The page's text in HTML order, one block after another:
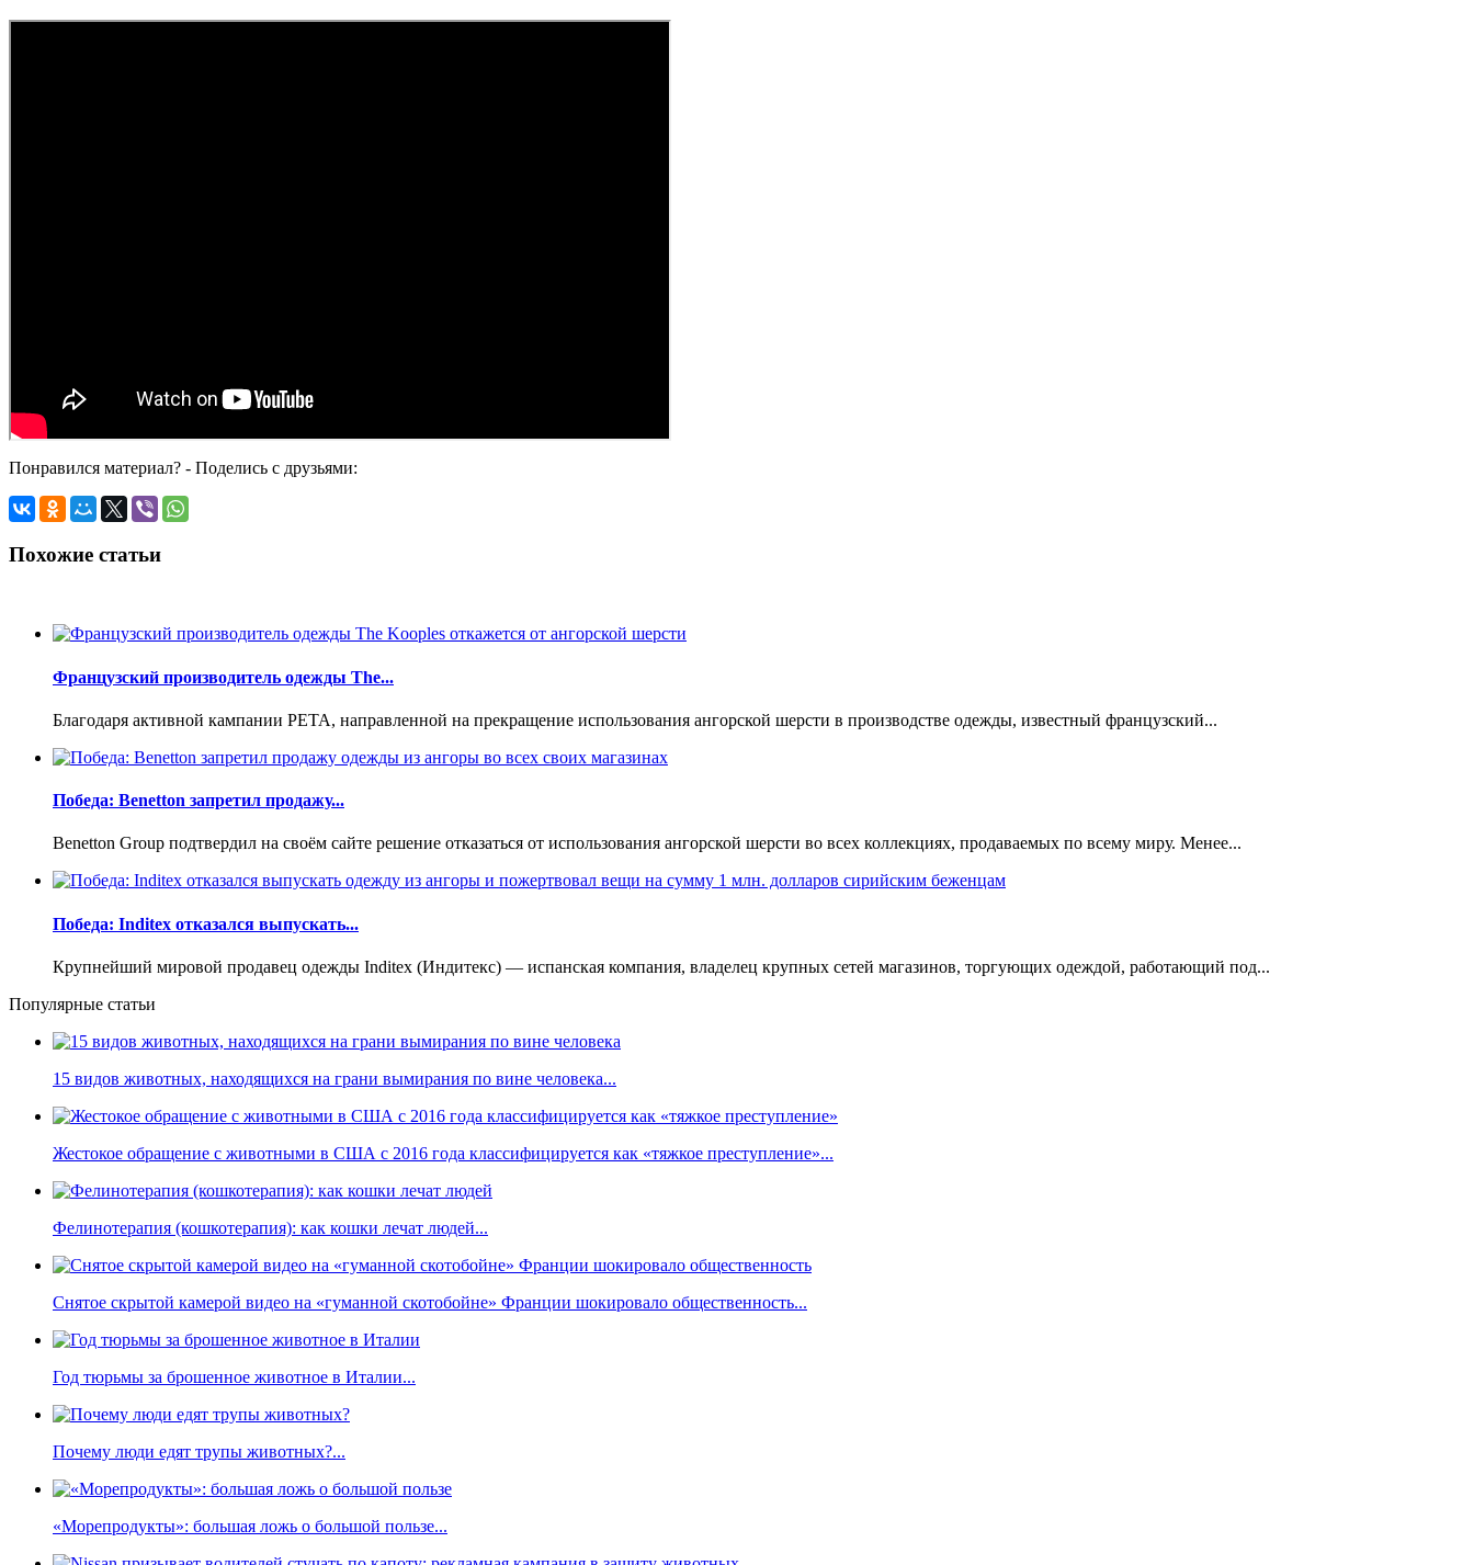
Понравился материал? - Поделись с друзьями:
Похожие статьи
Французский производитель одежды The...
Благодаря активной кампании РЕТА, направленной на прекращение использования ангорской шерсти в производстве одежды, известный французский...
Победа: Benetton запретил продажу...
Benetton Group подтвердил на своём сайте решение отказаться от использования ангорской шерсти во всех коллекциях, продаваемых по всему миру. Менее...
Победа: Inditex отказался выпускать...
Крупнейший мировой продавец одежды Inditex (Индитекс) — испанская компания, владелец крупных сетей магазинов, торгующих одеждой, работающий под...
Популярные статьи
15 видов животных, находящихся на грани вымирания по вине человека...
Жестокое обращение с животными в США с 2016 года классифицируется как «тяжкое преступление»...
Фелинотерапия (кошкотерапия): как кошки лечат людей...
Снятое скрытой камерой видео на «гуманной скотобойне» Франции шокировало общественность...
Год тюрьмы за брошенное животное в Италии...
Почему люди едят трупы животных?...
«Морепродукты»: большая ложь о большой пользе...